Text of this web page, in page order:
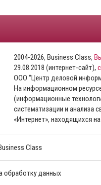
2004-2026, Business Class,
29.08.2018 (интернет-сайт),
ООО “Центр деловой
На информационном
(информационные
систематизации и анализа
«Интернет», находящихся
Class
обработку данных